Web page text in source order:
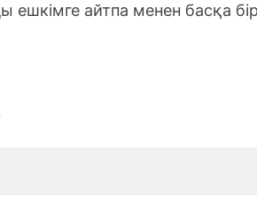
айтпа менен басқа